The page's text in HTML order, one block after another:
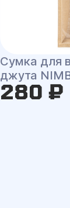
Сумка для
джута
280 ₽